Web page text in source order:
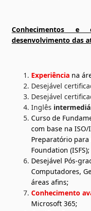
Conhecimentos
desenvolvimento das
Experiência na
Desejável
Desejável
Inglês
Curso de
com base na ISO/
Preparatório
Foundation (ISFS);
Desejável Pós-
Computadores,
áreas afins;
Conhecimento
Microsoft 365;